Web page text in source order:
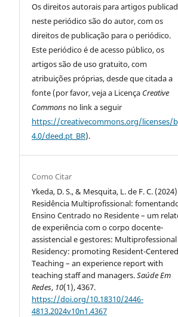
Os direitos autorais para artigos
neste periódico são do autor, com os
direitos de publicação para o periódico.
Este periódico é de acesso público, os
artigos são de uso gratuito, com
atribuições próprias, desde que citada a
fonte (por favor, veja a Licença Creative
Commons no link a seguir
https://creativecommons.org/licenses/
4.0/deed.pt_BR).
Como Citar
Ykeda, D. S., & Mesquita, L. de F. C.
Residência Multiprofissional:
Ensino Centrado no Residente – um
de experiência com o corpo docente-
assistencial e gestores: Multiprofessional
Residency: promoting Resident-Centered
Teaching – an experience report with
teaching staff and managers.Saúde Em
Redes, 10(1), 4367.
https://doi.org/10.18310/2446-
4813.2024v10n1.4367